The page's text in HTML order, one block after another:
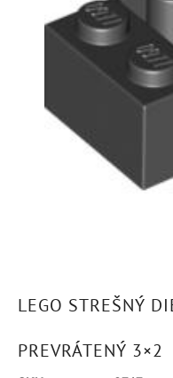
LEGO STREŠNÝ
PREVRÁTENÝ 3×2